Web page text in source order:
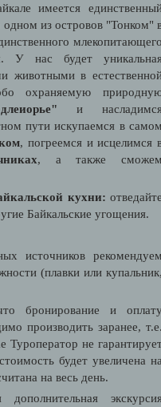
имеется
из островов "Тонком"
. У нас будет
животными в
охраняемую
и
пути искупаемся в
, погреемся и исцелимся
, а также
кухни:
Байкальские угощения.
источников
(плавки или
бронирование и
производить заранее,
Туроператор не
будет увеличена
на весь день.